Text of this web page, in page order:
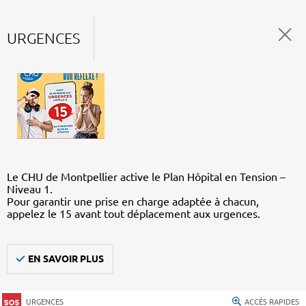
URGENCES
Le CHU de Montpellier active le Plan Hôpital en Tension –
Niveau 1.
Pour garantir une prise en charge adaptée à chacun,
appelez le 15 avant tout déplacement aux urgences.
EN SAVOIR PLUS
URGENCES ACCÈS RAPIDES